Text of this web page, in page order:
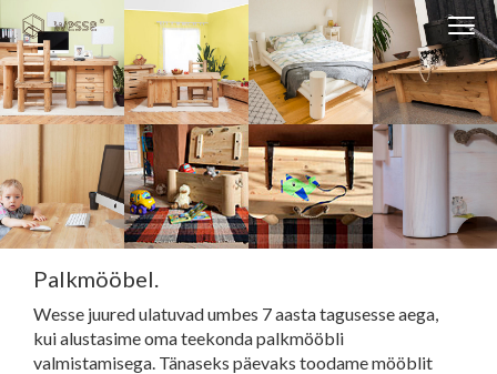
Close
EST ENG
WESSE DISAIN
PARTNERITE DISAIN
KONTAKT
MEIST
Palkmööbel.
Wesse juured ulatuvad umbes 7 aasta tagusesse aega,
kui alustasime oma teekonda palkmööbli
valmistamisega. Tänaseks päevaks toodame mööblit